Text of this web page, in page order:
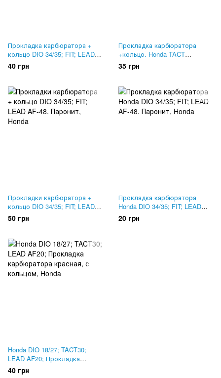
Прокладка карбюратора +
кольцо DIO 34/35; FIT; LEAD
AF-48; JF-06. Lipai
40 грн
Прокладка карбюратора
+кольцо. Honda TACT
09/16/24; GIORNO; PAL; DJ.
Lipai
35 грн
Прокладки карбюратора +
кольцо DIO 34/35; FIT; LEAD
AF-48. Паронит
50 грн
Прокладка карбюратора
Honda DIO 34/35; FIT; LEAD
AF-48. Паронит
20 грн
Honda DIO 18/27; TACT30;
LEAD AF20; Прокладка
карбюратора красная, с
40 грн